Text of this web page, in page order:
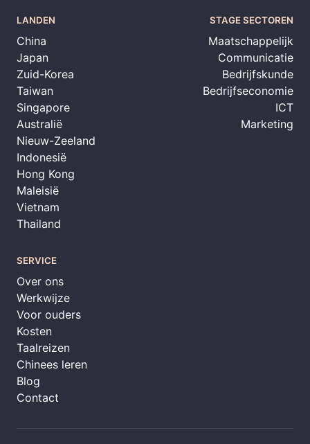
LANDEN
China
Japan
Zuid-Korea
Taiwan
Singapore
Australië
Nieuw-Zeeland
Indonesië
Hong Kong
Maleisië
Vietnam
Thailand
STAGE SECTOREN
Maatschappelijk
Communicatie
Bedrijfskunde
Bedrijfseconomie
ICT
Marketing
SERVICE
Over ons
Werkwijze
Voor ouders
Kosten
Taalreizen
Chinees leren
Blog
Contact